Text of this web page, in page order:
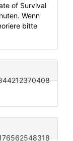
of Survival
Wenn
bitte